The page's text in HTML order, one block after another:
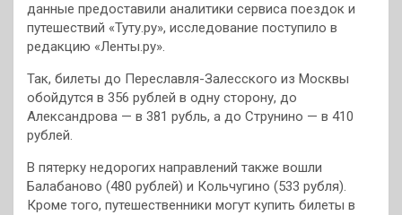
данные предоставили аналитики сервиса поездок и
путешествий «Туту.ру», исследование поступило в
редакцию «Ленты.ру».
Так, билеты до Переславля-Залесского из Москвы
обойдутся в 356 рублей в одну сторону, до
Александрова — в 381 рубль, а до Струнино — в 410
рублей.
В пятерку недорогих направлений также вошли
Балабаново (480 рублей) и Кольчугино (533 рубля).
Кроме того, путешественники могут купить билеты в